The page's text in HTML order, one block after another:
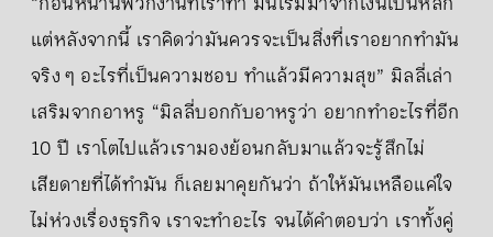
แต่หลังจากนี้ เราคิดว่ามันควรจะเป็นสิ่งที่เราอยากทำมัน
จริง ๆ อะไรที่เป็นความชอบ ทำแล้วมีความสุข” มิลลี่เล่า
เสริมจากอาหรู “มิลลี่บอกกับอาหรูว่า อยากทำอะไรที่อีก
10 ปี เราโตไปแล้วเรามองย้อนกลับมาแล้วจะรู้สึกไม่
เสียดายที่ได้ทำมัน ก็เลยมาคุยกันว่า ถ้าให้มันเหลือแค่ใจ
ไม่ห่วงเรื่องธุรกิจ เราจะทำอะไร จนได้คำตอบว่า เราทั้งคู่